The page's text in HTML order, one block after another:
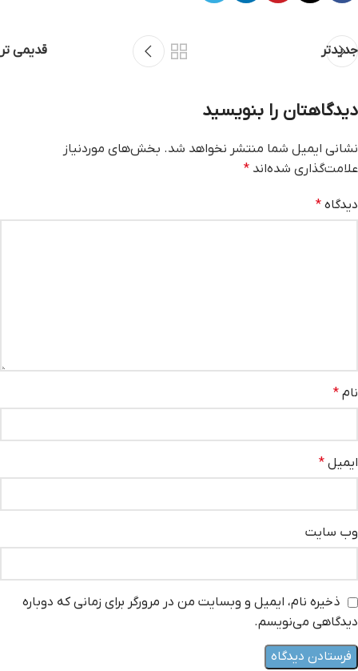
جدیدتر قدیمی تر
دیدگاهتان را بنویسید
نشانی ایمیل شما منتشر نخواهد شد. بخش‌های موردنیاز
علامت‌گذاری شده‌اند *
دیدگاه *
نام *
ایمیل *
وب‌ سایت
ذخیره نام، ایمیل و وبسایت من در مرورگر برای زمانی که دوباره
دیدگاهی می‌نویسم.